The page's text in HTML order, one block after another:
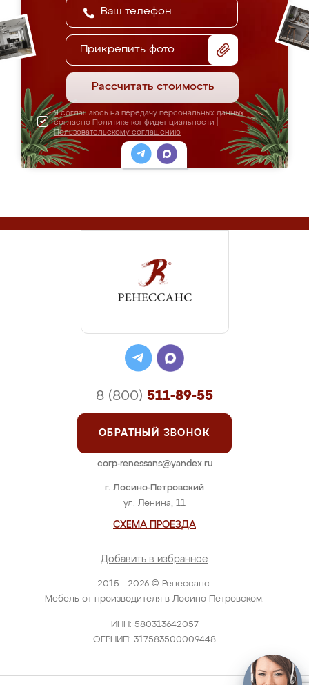
Прикрепить фото
Рассчитать стоимость
Я соглашаюсь на передачу персональных данных
согласно Политике конфиденциальности
Пользовательскому соглашению
2015 - 2026 © Ренессанс.
Мебель от производителя в Лосино-Петровском.
ИНН: 580313642057
ОГРНИП: 317583500009448
г. Лосино-Петровский
ул. Ленина, 11
СХЕМА ПРОЕЗДА
Добавить в избранное
8 (800) 511-89-55
ОБРАТНЫЙ ЗВОНОК
corp-renessans@yandex.ru